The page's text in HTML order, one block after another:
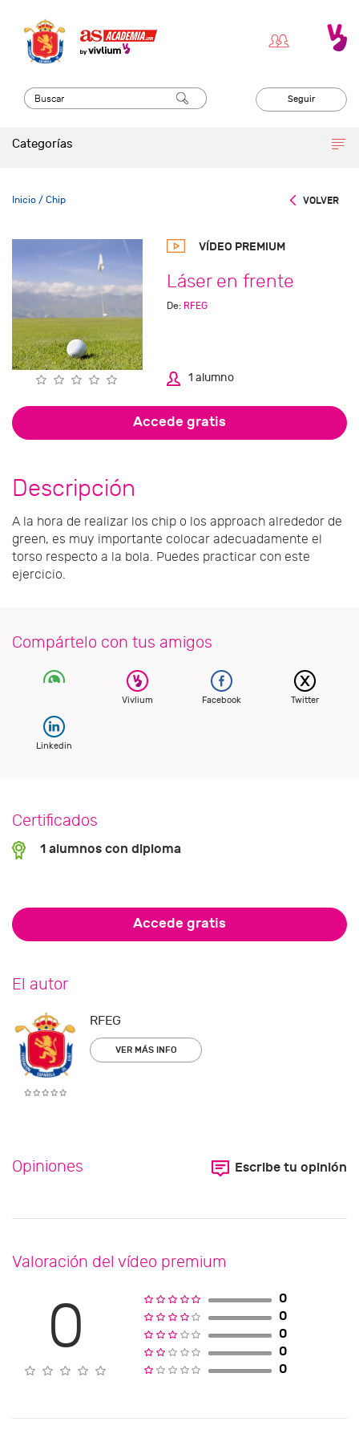
Seguir
Categorías
Inicio / Chip VOLVER
VÍDEO PREMIUM
Láser en frente
De: RFEG
1 alumno
Accede gratis
Descripción
A la hora de realizar los chip o los approach alrededor de
green, es muy importante colocar adecuadamente el
torso respecto a la bola. Puedes practicar con este
ejercicio.
Compártelo con tus amigos
Vivlium Facebook Twitter
Linkedin
Certificados
1 alumnos con diploma
Accede gratis
El autor
RFEG
VER MÁS INFO
Opiniones Escribe tu opinión
Valoración del vídeo premium
0
0
0
0
0
0